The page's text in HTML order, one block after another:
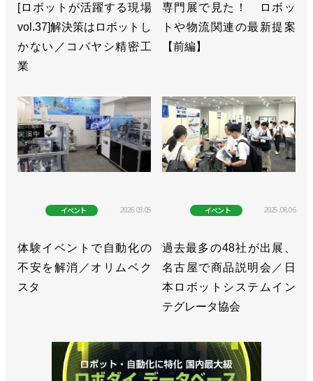
[ロボットが活躍する現場
vol.37]解決策はロボットし
かない／コバヤシ精密工
業
専門展で見た！ ロボッ
トや物流関連の最新提案
【前編】
イベント 2026.03.05
体験イベントで自動化の
不安を解消／オリムベク
スタ
イベント 2025.08.06
過去最多の48社が出展、
名古屋で商品説明会／日
本ロボットシステムイン
テグレータ協会